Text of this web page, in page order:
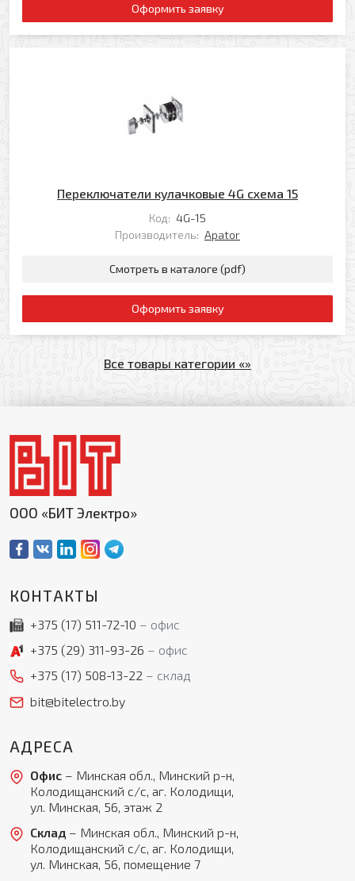
Оформить заявку
Переключатели кулачковые 4G схема 15
Код: 4G-15
Производитель: Apator
Смотреть в каталоге (pdf)
Оформить заявку
Все товары категории «»
ООО «БИТ Электро»
КОНТАКТЫ
+375 (17) 511-72-10
офис
+375 (29) 311-93-26
офис
+375 (17) 508-13-22
склад
bit@bitelectro.by
АДРЕСА
Офис– Минская обл., Минский р-н,
Колодищанский с/с, аг. Колодищи,
ул. Минская, 56, этаж 2
Склад– Минская обл., Минский р-н,
Колодищанский с/с, аг. Колодищи,
ул. Минская, 56, помещение 7